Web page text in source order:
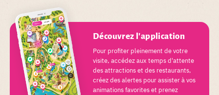
Découvrez l'application
Pour profiter pleinement de votre
visite, accédez aux temps d'attente
des attractions et des restaurants,
créez des alertes pour assister à vos
animations favorites et prenez